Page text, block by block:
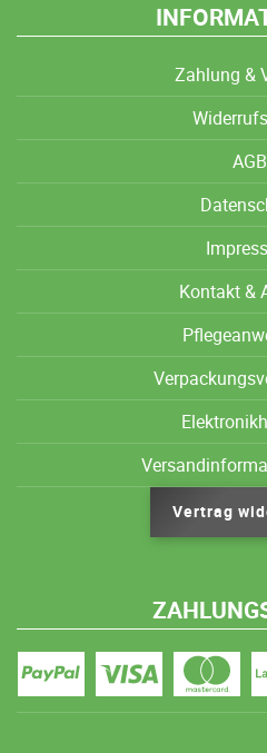
Zahlung &
AGB
Kontakt &
Vertrag